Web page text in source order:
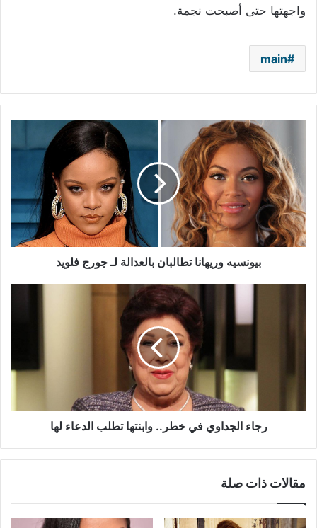
واجهتها حتى أصبحت نجمة.
main
تطالبان
بالعدالة
لـ
جورج
فلويد
بيونسيه وريهانا تطالبان بالعدالة لـ جورج فلويد
الدعاء
رجاء الجداوي في خطر.. وابنتها تطلب الدعاء لها
مقالات ذات صلة